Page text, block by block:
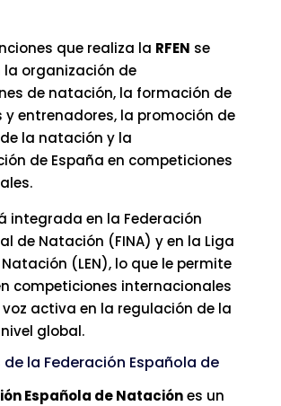
que realiza la RFEN se
organización de
de natación, la formación de
entrenadores, la promoción de
la natación y la
de España en competiciones
integrada en la Federación
de Natación (FINA) y en la Liga
(LEN), lo que le permite
competiciones internacionales
activa en la regulación de la
global.
de la Federación Española de
Española de Nataciónes un